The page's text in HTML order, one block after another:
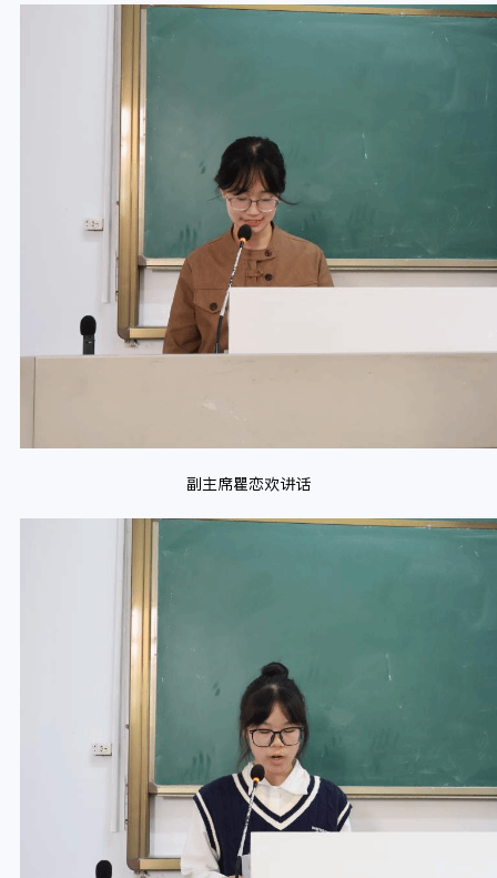
副主席瞿恋欢讲话